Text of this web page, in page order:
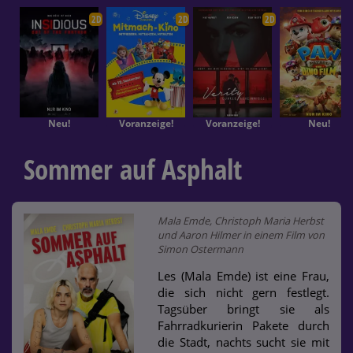
2D
Neu!
2D
Voranzeige!
2D
Voranzeige! Neu!
Sommer auf Asphalt
Mala Emde, Christoph Maria Herbst
und Aaron Hilmer in einem Film von
Simon Ostermann
Les (Mala Emde) ist eine Frau,
die sich nicht gern festlegt.
Tagsüber bringt sie als
Fahrradkurierin Pakete durch
die Stadt, nachts sucht sie mit